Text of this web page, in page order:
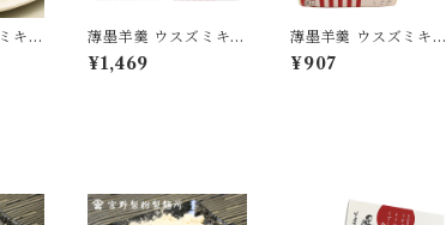
キュ
薄墨羊羹 ウスズミキュ
ーブ 3箱セット [yoka
n-cb-set03]
¥1,469
薄墨羊羹 ウスズミキュ
ーブ ショコラ キャラ
メル 各1箱 [yokan-cb
¥907